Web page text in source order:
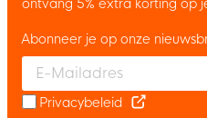
ontvang 5% extra korting op
Enter your email and accept
Abonneer je op onze
Privacybeleid